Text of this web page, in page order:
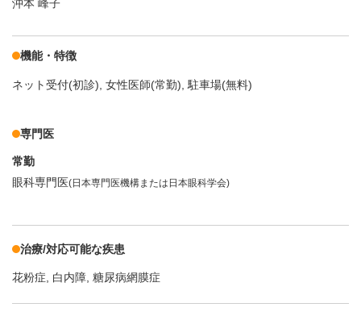
沖本 峰子
機能・特徴
ネット受付(初診) 女性医師(常勤) 駐車場(無料)
専門医
常勤
眼科専門医(日本専門医機構または日本眼科学会)
治療/対応可能な疾患
花粉症 白内障 糖尿病網膜症